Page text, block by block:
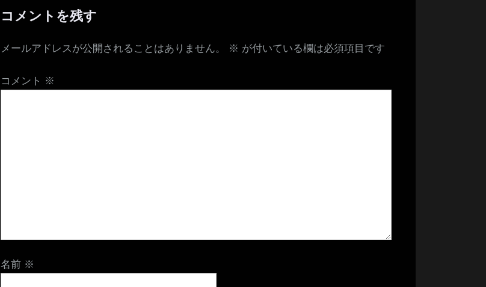
コメントを残す
メールアドレスが公開されることはありません。 ※ が付いている欄は必須項目です
コメント ※
名前 ※